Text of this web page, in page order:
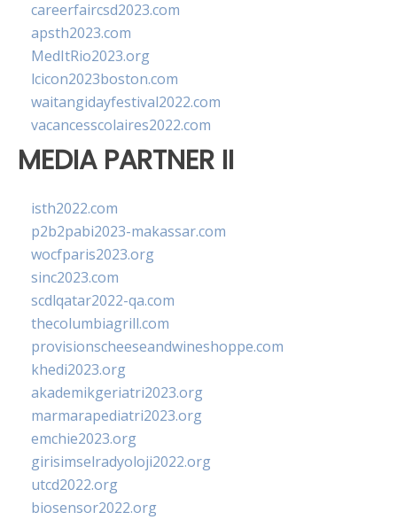
careerfaircsd2023.com
apsth2023.com
MedItRio2023.org
lcicon2023boston.com
waitangidayfestival2022.com
vacancesscolaires2022.com
MEDIA PARTNER II
isth2022.com
p2b2pabi2023-makassar.com
wocfparis2023.org
sinc2023.com
scdlqatar2022-qa.com
thecolumbiagrill.com
provisionscheeseandwineshoppe.com
khedi2023.org
akademikgeriatri2023.org
marmarapediatri2023.org
emchie2023.org
girisimselradyoloji2022.org
utcd2022.org
biosensor2022.org